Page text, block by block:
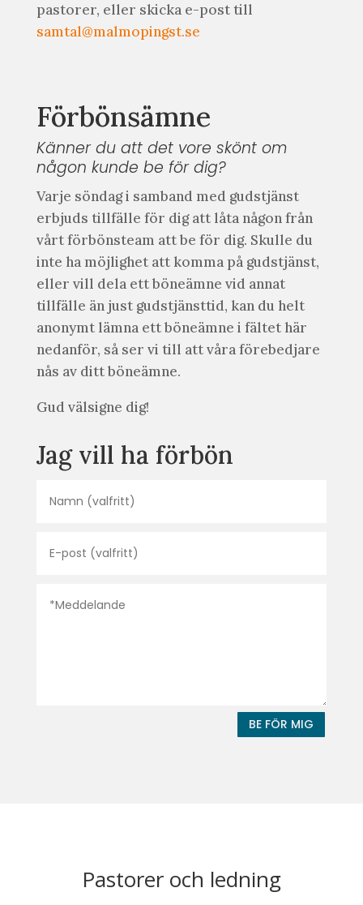
pastorer, eller skicka e-post till
samtal@malmopingst.se
Förbönsämne
Känner du att det vore skönt om
någon kunde be för dig?
Varje söndag i samband med gudstjänst
erbjuds tillfälle för dig att låta någon från
vårt förbönsteam att be för dig. Skulle du
inte ha möjlighet att komma på gudstjänst,
eller vill dela ett böneämne vid annat
tillfälle än just gudstjänsttid, kan du helt
anonymt lämna ett böneämne i fältet här
nedanför, så ser vi till att våra förebedjare
nås av ditt böneämne.
Gud välsigne dig!
Jag vill ha förbön
BE FÖR MIG
Pastorer och ledning